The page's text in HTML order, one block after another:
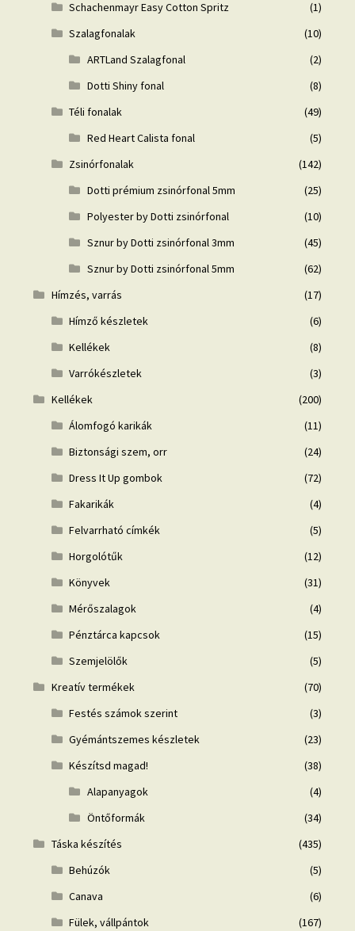
Schachenmayr Easy Cotton Spritz
(1)
Szalagfonalak
(10)
ARTLand Szalagfonal
(2)
Dotti Shiny fonal
(8)
Téli fonalak
(49)
Red Heart Calista fonal
(5)
Zsinórfonalak
(142)
Dotti prémium zsinórfonal 5mm
(25)
Polyester by Dotti zsinórfonal
(10)
Sznur by Dotti zsinórfonal 3mm
(45)
Sznur by Dotti zsinórfonal 5mm
(62)
Hímzés, varrás
(17)
Hímző készletek
(6)
Kellékek
(8)
Varrókészletek
(3)
Kellékek
(200)
Álomfogó karikák
(11)
Biztonsági szem, orr
(24)
Dress It Up gombok
(72)
Fakarikák
(4)
Felvarrható címkék
(5)
Horgolótűk
(12)
Könyvek
(31)
Mérőszalagok
(4)
Pénztárca kapcsok
(15)
Szemjelölők
(5)
Kreatív termékek
(70)
Festés számok szerint
(3)
Gyémántszemes készletek
(23)
Készítsd magad!
(38)
Alapanyagok
(4)
Öntőformák
(34)
Táska készítés
(435)
Behúzók
(5)
Canava
(6)
Fülek, vállpántok
(167)